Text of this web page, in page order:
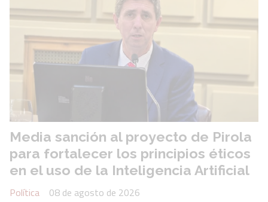
Media sanción al proyecto de Pirola
para fortalecer los principios éticos
en el uso de la Inteligencia Artificial
Política
08 de agosto de 2026